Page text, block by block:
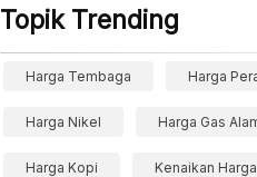
Topik Trending
Harga Tembaga Harga
Harga Nikel Harga Gas
Harga Kopi Kenaikan Harga